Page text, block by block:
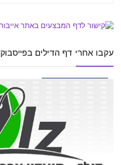
עקבו אחרי דף הדילים בפייסבוק